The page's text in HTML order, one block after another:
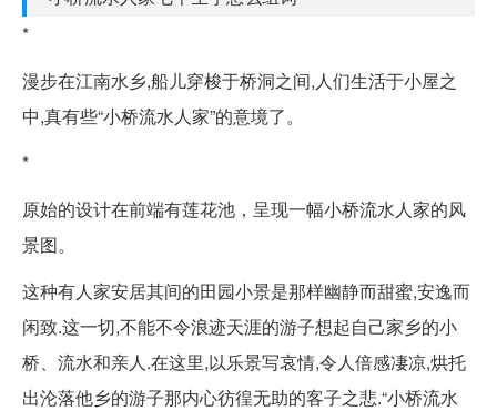
*
漫步在江南水乡,船儿穿梭于桥洞之间,人们生活于小屋之
中,真有些“小桥流水人家”的意境了。
*
原始的设计在前端有莲花池，呈现一幅小桥流水人家的风
景图。
这种有人家安居其间的田园小景是那样幽静而甜蜜,安逸而
闲致.这一切,不能不令浪迹天涯的游子想起自己家乡的小
桥、流水和亲人.在这里,以乐景写哀情,令人倍感凄凉,烘托
出沦落他乡的游子那内心彷徨无助的客子之悲.“小桥流水